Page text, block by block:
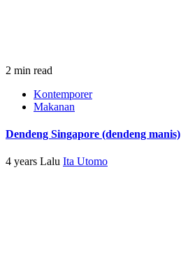
2 min read
Kontemporer
Makanan
Dendeng Singapore (dendeng manis)
4 years Lalu Ita Utomo